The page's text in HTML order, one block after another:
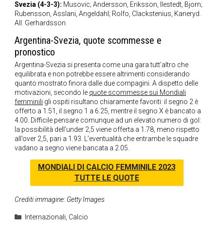
Svezia (4-3-3): Musovic; Andersson, Eriksson, Ilestedt, Bjorn;
Rubensson, Asslani, Angeldahl; Rolfo, Clackstenius, Kaneryd.
All. Gerhardsson
Argentina-Svezia, quote scommesse e
pronostico
Argentina-Svezia si presenta come una gara tutt’altro che
equilibrata e non potrebbe essere altrimenti considerando
quanto mostrato finora dalle due compagini. A dispetto delle
motivazioni, secondo le quote scommesse sui Mondiali
femminili gli ospiti risultano chiaramente favoriti: il segno 2 è
offerto a 1.51, il segno 1 a 6.25, mentre il segno X è bancato a
4.00. Difficile pensare comunque ad un elevato numero di gol:
la possibilità dell’under 2,5 viene offerta a 1.78, meno rispetto
all’over 2,5, pari a 1.93. L’eventualità che entrambe le squadre
vadano a segno viene bancata a 2.05.
MONDIALI DI CALCIO FEMMINILE 2023
TUTTE LE QUOTE
Crediti immagine: Getty Images
Categorie
Internazionali, Calcio